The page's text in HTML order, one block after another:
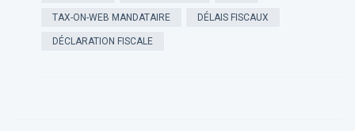
TAX-ON-WEB MANDATAIRE DÉLAIS FISCAUX
DÉCLARATION FISCALE